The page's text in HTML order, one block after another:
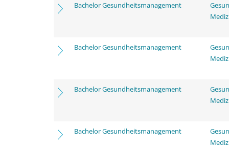
Bachelor Gesundheitsmanagement
Bachelor Gesundheitsmanagement
Bachelor Gesundheitsmanagement
Bachelor Gesundheitsmanagement